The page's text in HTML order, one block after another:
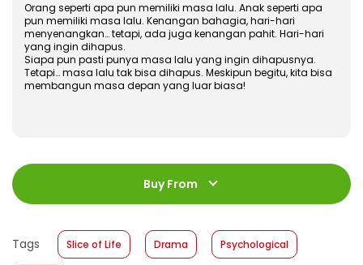
Orang seperti apa pun memiliki masa lalu. Anak seperti apa
pun memiliki masa lalu. Kenangan bahagia, hari-hari
menyenangkan… tetapi, ada juga kenangan pahit. Hari-hari
yang ingin dihapus.
Siapa pun pasti punya masa lalu yang ingin dihapusnya.
Tetapi… masa lalu tak bisa dihapus. Meskipun begitu, kita bisa
membangun masa depan yang luar biasa!
ISBN :
978-602-480-364-3
176 halaman
Size
:
11,4 x 17,2
Format
Hardcover
Buy From
Tags Slice of Life Drama Psychological